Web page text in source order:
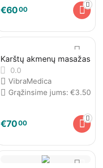
€6000
Karštų akmenų masažas
0.0
VibraMedica
Grąžinsime jums: €3.50
€7000